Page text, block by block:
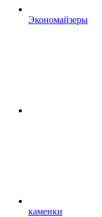
Экономайзеры
каменки